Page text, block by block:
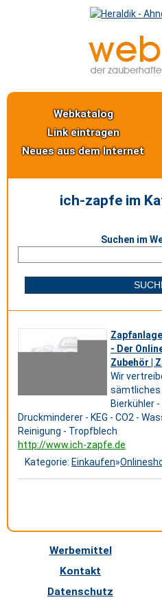
Webkatalog
Link eintragen
Neues aus dem Internet
ich-zapfe im
Suchen im
- Der
Zubehör |
Wir
sämtliches
Bierkühler
Druckminderer - KEG - CO2 -
Reinigung - Tropfblech
http://www.ich-zapfe.de
Kategorie: Einkaufen»
Werbemittel
Kontakt
Datenschutz